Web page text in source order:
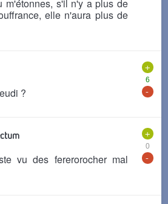
m'étonnes, s'il n'y a plus de
elle n'aura plus de
+
6
-
?
+
0
-
vu des fererorocher mal